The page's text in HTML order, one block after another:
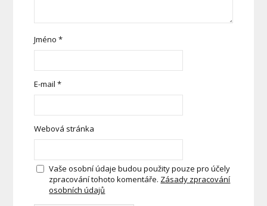
Jméno*
E-mail*
Webová stránka
Vaše osobní údaje budou použity pouze pro účely
zpracování tohoto komentáře. Zásady zpracování
osobních údajů